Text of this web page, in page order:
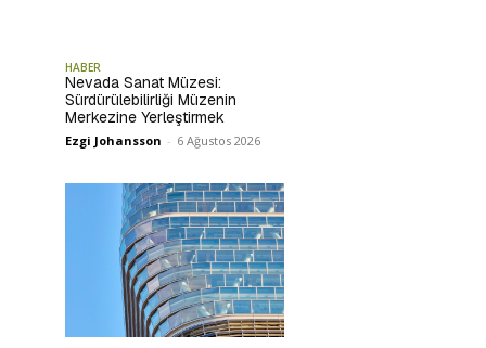
HABER
Nevada Sanat Müzesi:
Sürdürülebilirliği Müzenin
Merkezine Yerleştirmek
Ezgi Johansson - 6 Ağustos 2026